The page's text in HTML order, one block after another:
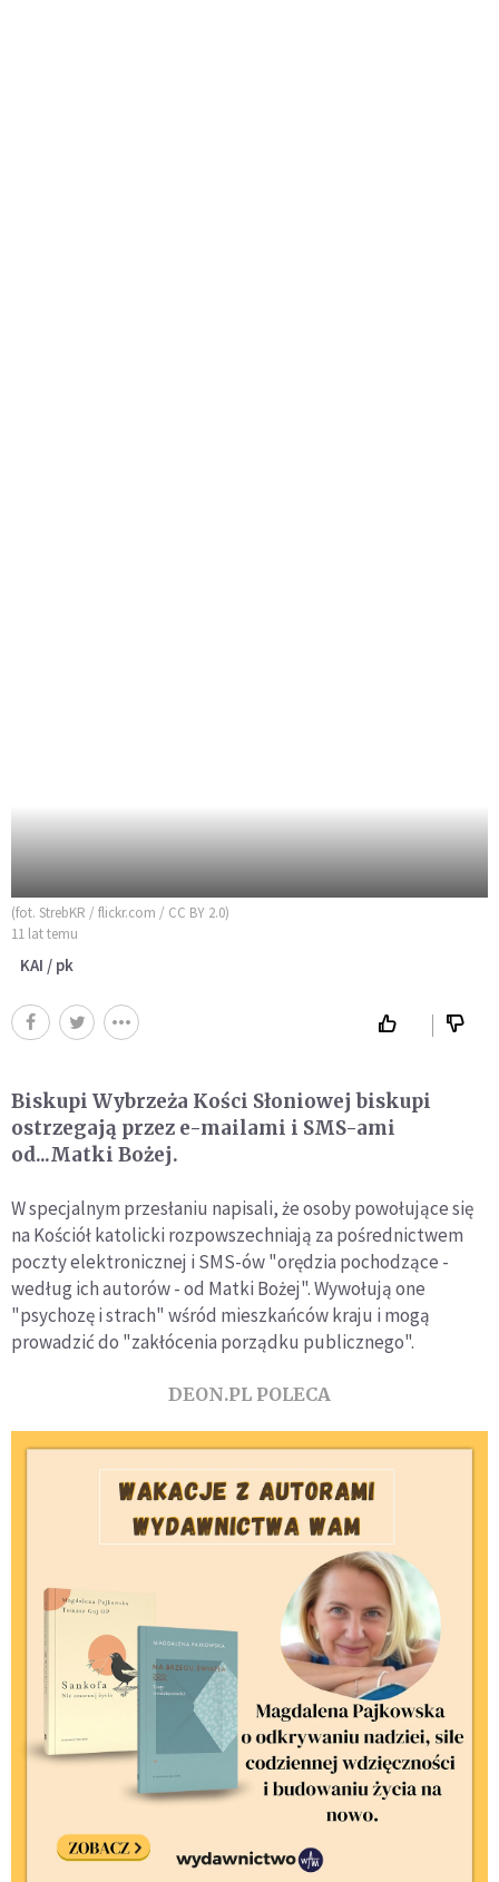
(fot. StrebKR / flickr.com / CC BY 2.0)
11 lat temu
KAI / pk
Biskupi Wybrzeża Kości Słoniowej biskupi
ostrzegają przez e-mailami i SMS-ami
od...Matki Bożej.
W specjalnym przesłaniu napisali, że osoby powołujące się
na Kościół katolicki rozpowszechniają za pośrednictwem
poczty elektronicznej i SMS-ów "orędzia pochodzące -
według ich autorów - od Matki Bożej". Wywołują one
"psychozę i strach" wśród mieszkańców kraju i mogą
prowadzić do "zakłócenia porządku publicznego".
DEON.PL POLECA